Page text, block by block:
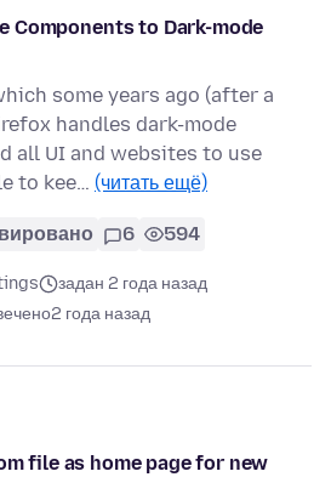
Components to Dark-mode
some years ago (after a
handles dark-mode
all UI and websites to use
to kee… (читать ещё)
6 594
задан 2 года назад
2 года назад
file as home page for new